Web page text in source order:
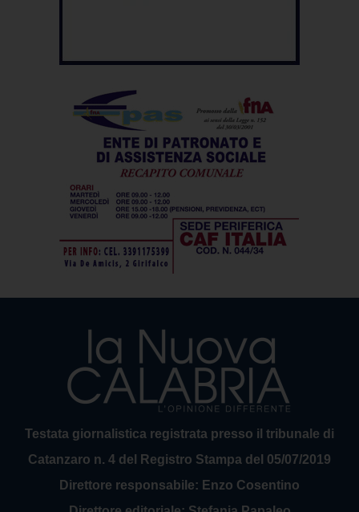
Testata giornalistica registrata presso il tribunale di
Catanzaro n. 4 del Registro Stampa del 05/07/2019
Direttore responsabile: Enzo Cosentino